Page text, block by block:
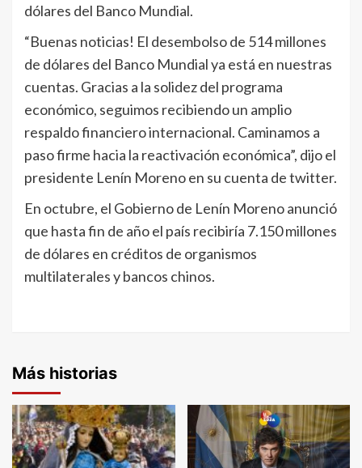
dólares del Banco Mundial.
“Buenas noticias! El desembolso de 514 millones
de dólares del Banco Mundial ya está en nuestras
cuentas. Gracias a la solidez del programa
económico, seguimos recibiendo un amplio
respaldo financiero internacional. Caminamos a
paso firme hacia la reactivación económica”, dijo el
presidente Lenín Moreno en su cuenta de twitter.
En octubre, el Gobierno de Lenín Moreno anunció
que hasta fin de año el país recibiría 7.150 millones
de dólares en créditos de organismos
multilaterales y bancos chinos.
Más historias